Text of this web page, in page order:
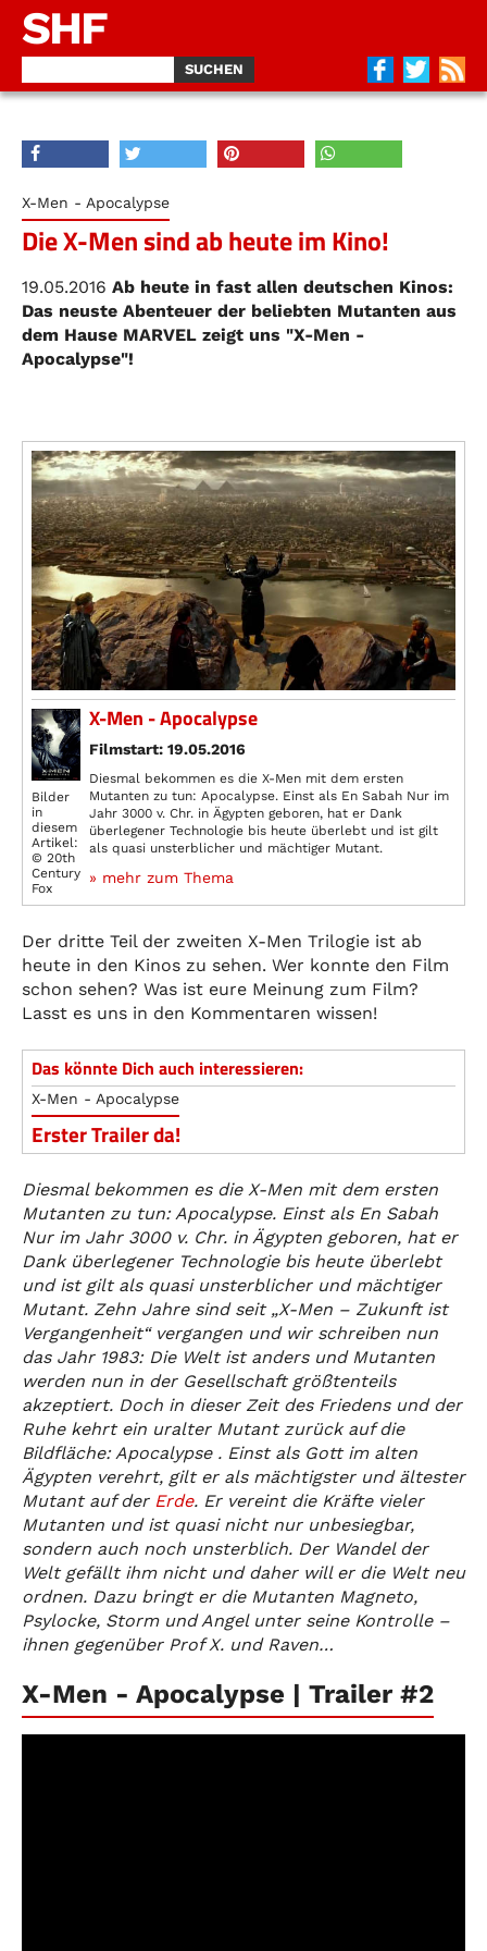
SHF
X-Men - Apocalypse
Die X-Men sind ab heute im Kino!
19.05.2016 Ab heute in fast allen deutschen Kinos:
Das neuste Abenteuer der beliebten Mutanten aus
dem Hause MARVEL zeigt uns "X-Men -
Apocalypse"!
Bilder
in
diesem
Artikel:
© 20th
Century
Fox
X-Men - Apocalypse
Filmstart: 19.05.2016
Diesmal bekommen es die X-Men mit dem ersten
Mutanten zu tun: Apocalypse. Einst als En Sabah Nur im
Jahr 3000 v. Chr. in Ägypten geboren, hat er Dank
überlegener Technologie bis heute überlebt und ist gilt
als quasi unsterblicher und mächtiger Mutant.
» mehr zum Thema
Der dritte Teil der zweiten X-Men Trilogie ist ab
heute in den Kinos zu sehen. Wer konnte den Film
schon sehen? Was ist eure Meinung zum Film?
Lasst es uns in den Kommentaren wissen!
Das könnte Dich auch interessieren:
X-Men - Apocalypse
Erster Trailer da!
Diesmal bekommen es die X-Men mit dem ersten
Mutanten zu tun: Apocalypse. Einst als En Sabah
Nur im Jahr 3000 v. Chr. in Ägypten geboren, hat er
Dank überlegener Technologie bis heute überlebt
und ist gilt als quasi unsterblicher und mächtiger
Mutant. Zehn Jahre sind seit „X-Men – Zukunft ist
Vergangenheit“ vergangen und wir schreiben nun
das Jahr 1983: Die Welt ist anders und Mutanten
werden nun in der Gesellschaft größtenteils
akzeptiert. Doch in dieser Zeit des Friedens und der
Ruhe kehrt ein uralter Mutant zurück auf die
Bildfläche: Apocalypse . Einst als Gott im alten
Ägypten verehrt, gilt er als mächtigster und ältester
Mutant auf der Erde. Er vereint die Kräfte vieler
Mutanten und ist quasi nicht nur unbesiegbar,
sondern auch noch unsterblich. Der Wandel der
Welt gefällt ihm nicht und daher will er die Welt neu
ordnen. Dazu bringt er die Mutanten Magneto,
Psylocke, Storm und Angel unter seine Kontrolle –
ihnen gegenüber Prof X. und Raven…
X-Men - Apocalypse | Trailer #2